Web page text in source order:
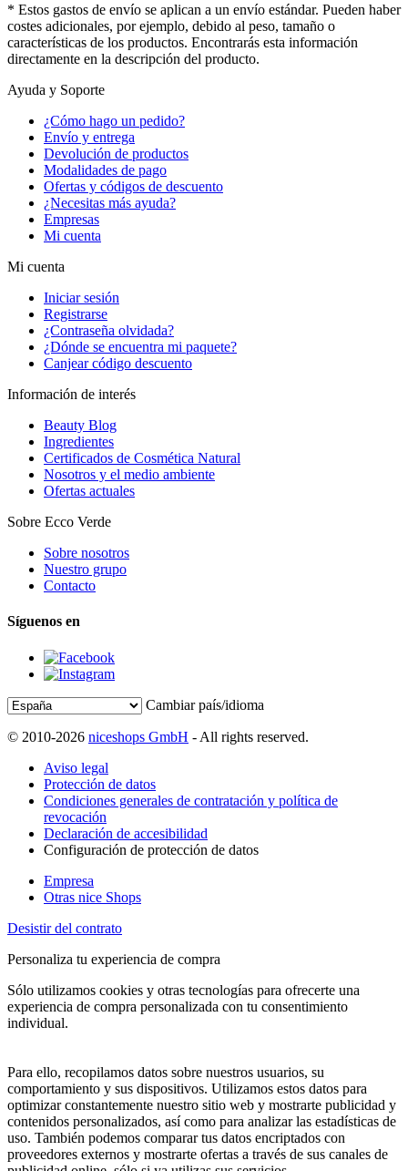
* Estos gastos de envío se aplican a un envío estándar. Pueden haber
costes adicionales, por ejemplo, debido al peso, tamaño o
características de los productos. Encontrarás esta información
directamente en la descripción del producto.
Ayuda y Soporte
¿Cómo hago un pedido?
Envío y entrega
Devolución de productos
Modalidades de pago
Ofertas y códigos de descuento
¿Necesitas más ayuda?
Empresas
Mi cuenta
Mi cuenta
Iniciar sesión
Registrarse
¿Contraseña olvidada?
¿Dónde se encuentra mi paquete?
Canjear código descuento
Información de interés
Beauty Blog
Ingredientes
Certificados de Cosmética Natural
Nosotros y el medio ambiente
Ofertas actuales
Sobre Ecco Verde
Sobre nosotros
Nuestro grupo
Contacto
Síguenos en
Cambiar país/idioma
© 2010-2026 niceshops GmbH - All rights reserved.
Aviso legal
Protección de datos
Condiciones generales de contratación y política de
revocación
Declaración de accesibilidad
Configuración de protección de datos
Empresa
Otras nice Shops
Desistir del contrato
Personaliza tu experiencia de compra
Sólo utilizamos cookies y otras tecnologías para ofrecerte una
experiencia de compra personalizada con tu consentimiento
individual.
Para ello, recopilamos datos sobre nuestros usuarios, su
comportamiento y sus dispositivos. Utilizamos estos datos para
optimizar constantemente nuestro sitio web y mostrarte publicidad y
contenidos personalizados, así como para analizar las estadísticas de
uso. También podemos comparar tus datos encriptados con
proveedores externos y mostrarte ofertas a través de sus canales de